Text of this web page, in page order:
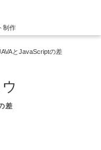
制作
とJavaScriptの差
差